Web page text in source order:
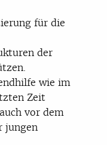
für die
der
wie im
Zeit
vor dem
jungen